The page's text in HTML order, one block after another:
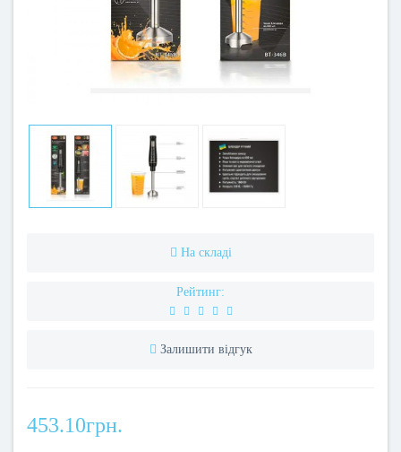
На складі
Рейтинг:
Залишити відгук
453.10грн.